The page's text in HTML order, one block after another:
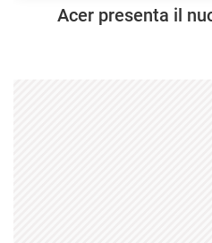
Acer presenta il